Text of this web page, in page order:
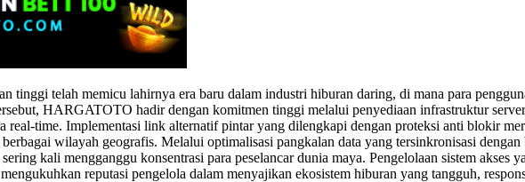
tinggi telah memicu lahirnya era baru dalam industri hiburan daring, di mana para
HARGATOTO hadir dengan komitmen tinggi melalui penyediaan infrastruktur
real-time. Implementasi link alternatif pintar yang dilengkapi dengan proteksi anti blokir
wilayah geografis. Melalui optimalisasi pangkalan data yang tersinkronisasi
kali mengganggu konsentrasi para peselancar dunia maya. Pengelolaan sistem akses
reputasi pengelola dalam menyajikan ekosistem hiburan yang tangguh,